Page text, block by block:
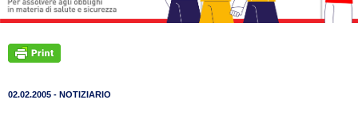
02.02.2005 - NOTIZIARIO